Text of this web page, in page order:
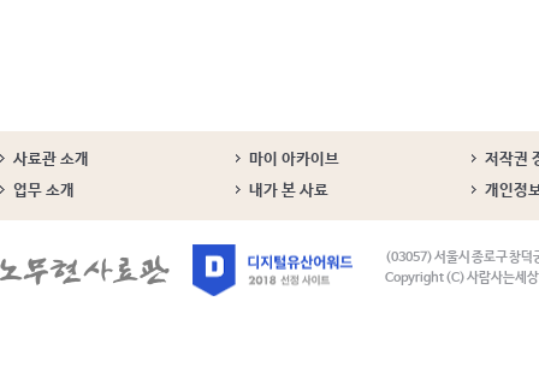
사료관 소개 마이 아카이브
저작권
업무 소개
내가 본 사료 개인정
(03057) 서울시 종로구 창덕
Copyright (C) 사람사는세